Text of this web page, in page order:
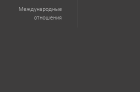
Международные
отношения